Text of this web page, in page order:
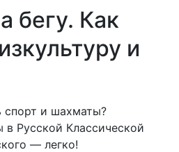
бегу. Как
и
и шахматы?
в Русской Классической
— легко!